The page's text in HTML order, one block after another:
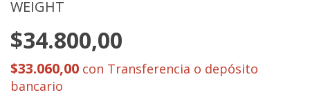
WEIGHT
$34.800,00
$33.060,00 con Transferencia o depósito
bancario